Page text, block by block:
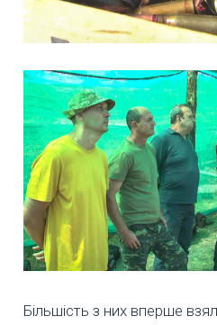
Більшість з них вперше